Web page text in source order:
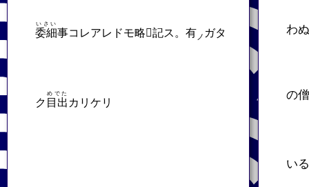
委細
いさい
事コレアレドモ略𬼀記ス。有 ノ ガタ
ク 目出
めでた
カリケリ
わ
の
い